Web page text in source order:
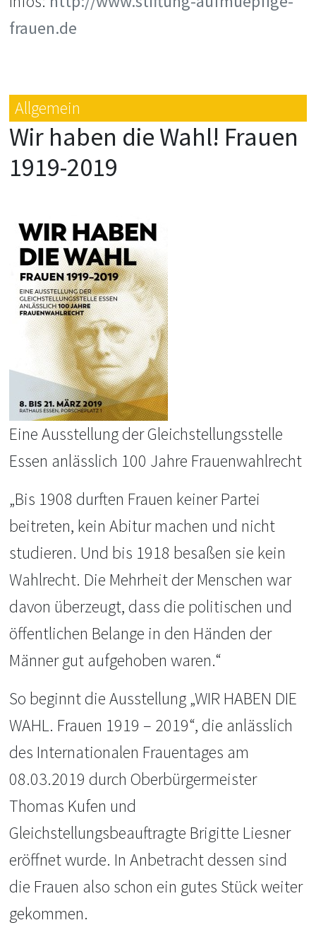
frauen.de
Allgemein
Wir haben die Wahl! Frauen
1919-2019
Eine Ausstellung der Gleichstellungsstelle
Essen anlässlich 100 Jahre Frauenwahlrecht
„Bis 1908 durften Frauen keiner Partei
beitreten, kein Abitur machen und nicht
studieren. Und bis 1918 besaßen sie kein
Wahlrecht. Die Mehrheit der Menschen war
davon überzeugt, dass die politischen und
öffentlichen Belange in den Händen der
Männer gut aufgehoben waren.“
So beginnt die Ausstellung „WIR HABEN DIE
WAHL. Frauen 1919 – 2019“, die anlässlich
des Internationalen Frauentages am
08.03.2019 durch Oberbürgermeister
Thomas Kufen und
Gleichstellungsbeauftragte Brigitte Liesner
eröffnet wurde. In Anbetracht dessen sind
die Frauen also schon ein gutes Stück weiter
gekommen.